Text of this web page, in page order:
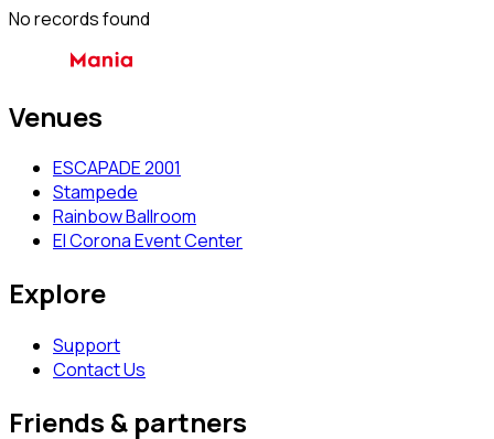
No records found
Venues
ESCAPADE 2001
Stampede
Rainbow Ballroom
El Corona Event Center
Explore
Support
Contact Us
Friends & partners